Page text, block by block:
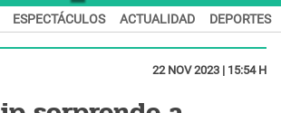
ESPECTÁCULOS ACTUALIDAD DEPORTES
22 NOV 2023 | 15:54 H